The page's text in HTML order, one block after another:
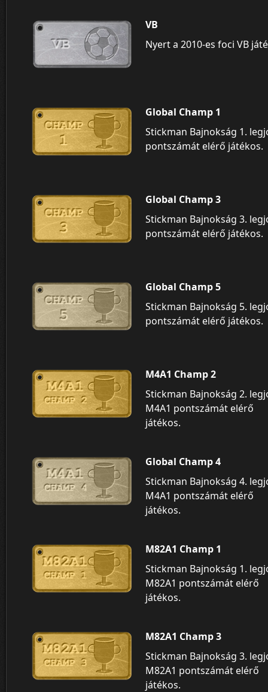
VB
Nyert a 2010-es foci VB
Global Champ 1
Stickman Bajnokság 1.
pontszámát elérő játékos.
Global Champ 3
Stickman Bajnokság 3.
pontszámát elérő játékos.
Global Champ 5
Stickman Bajnokság 5.
pontszámát elérő játékos.
M4A1 Champ 2
Stickman Bajnokság 2.
M4A1 pontszámát elérő
játékos.
Global Champ 4
Stickman Bajnokság 4.
M4A1 pontszámát elérő
játékos.
M82A1 Champ 1
Stickman Bajnokság 1.
M82A1 pontszámát elérő
játékos.
M82A1 Champ 3
Stickman Bajnokság 3.
M82A1 pontszámát elérő
játékos.